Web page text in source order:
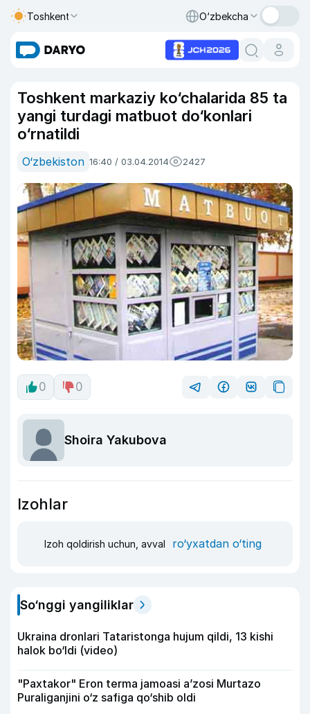
Toshkent O‘zbekcha
Toshkent markaziy ko‘chalarida 85 ta
yangi turdagi matbuot do‘konlari
o‘rnatildi
O‘zbekiston 16:40 / 03.04.2014 2427
0 0
Shoira Yakubova
Izohlar
Izoh qoldirish uchun, avval ro‘yxatdan o‘ting
So‘nggi yangiliklar
Ukraina dronlari Tataristonga hujum qildi, 13 kishi
halok bo‘ldi (video)
"Paxtakor" Eron terma jamoasi a’zosi Murtazo
Puraliganjini o‘z safiga qo‘shib oldi